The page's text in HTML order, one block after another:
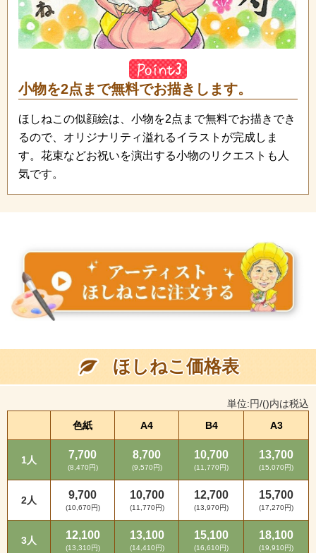
小物を2点まで無料でお描きします。
ほしねこの似顔絵は、小物を2点まで無料でお描きでき
るので、オリジナリティ溢れるイラストが完成しま
す。花束などお祝いを演出する小物のリクエストも人
気です。
ほしねこ価格表
単位:円/()内は税込
色紙
A4 B4 A3
1人 7,700
(8,470円)
8,700
(9,570円)
10,700
(11,770円)
13,700
(15,070円)
2人 9,700
(10,670円)
10,700
(11,770円)
12,700
(13,970円)
15,700
(17,270円)
3人 12,100
(13,310円)
13,100
(14,410円)
15,100
(16,610円)
18,100
(19,910円)